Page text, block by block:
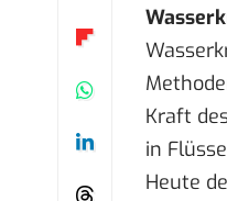
Kraft
in
Heute